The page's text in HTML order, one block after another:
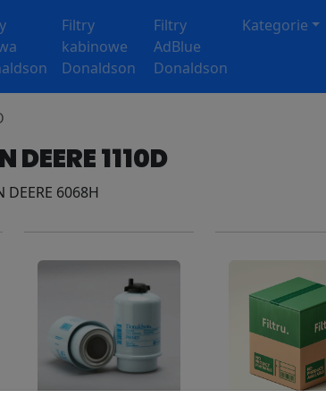
Filtry
kabinowe
Donaldson
Filtry
AdBlue
Donaldson
Kategorie
DEERE 1110D
6068H